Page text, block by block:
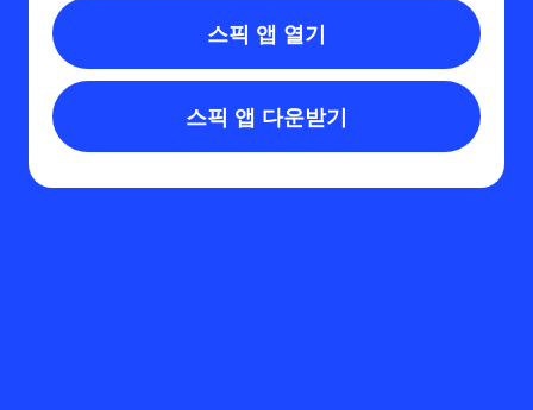
스픽 앱 열기
스픽 앱 다운받기